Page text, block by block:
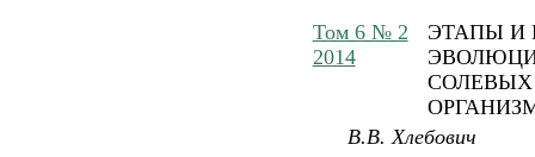
Том 6 № 2
2014
ЭТАПЫ И
В.В. Хлебович